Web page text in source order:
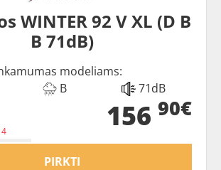
WINTER 92 V XL (D B
B 71dB)
modeliams:
B 71dB
156 90€
PIRKTI